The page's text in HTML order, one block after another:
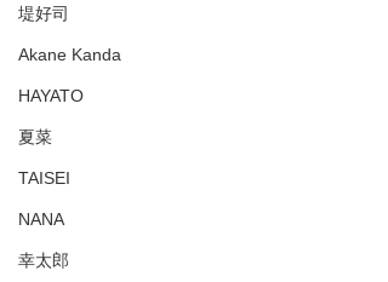
堤好司
Akane Kanda
HAYATO
夏菜
TAISEI
NANA
幸太郎